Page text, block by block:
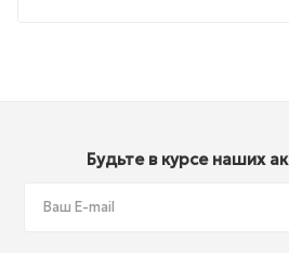
Будьте в курсе наших